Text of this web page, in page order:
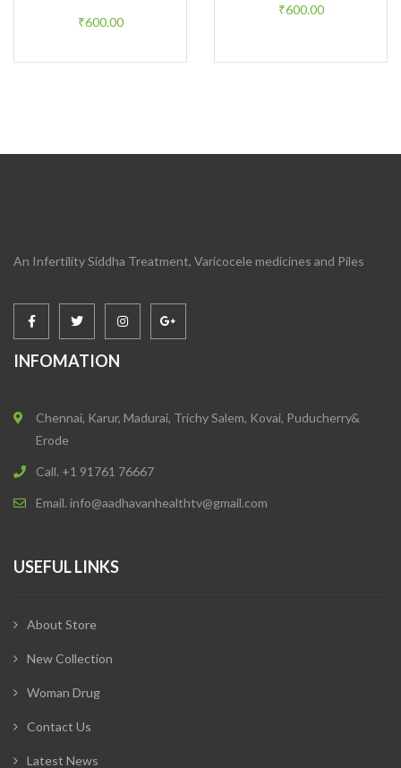
₹600.00
₹600.00
An Infertility Siddha Treatment, Varicocele medicines and Piles
INFOMATION
Chennai, Karur, Madurai, Trichy Salem, Kovai, Puducherry&
Erode
Call. +1 91761 76667
Email. info@aadhavanhealthtv@gmail.com
USEFUL LINKS
About Store
New Collection
Woman Drug
Contact Us
Latest News